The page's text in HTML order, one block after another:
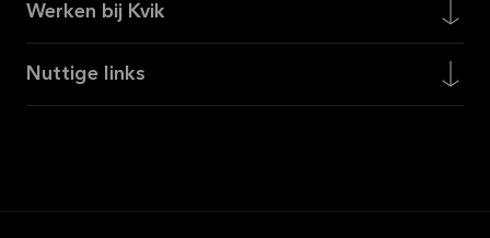
Werken bij Kvik
Nuttige links